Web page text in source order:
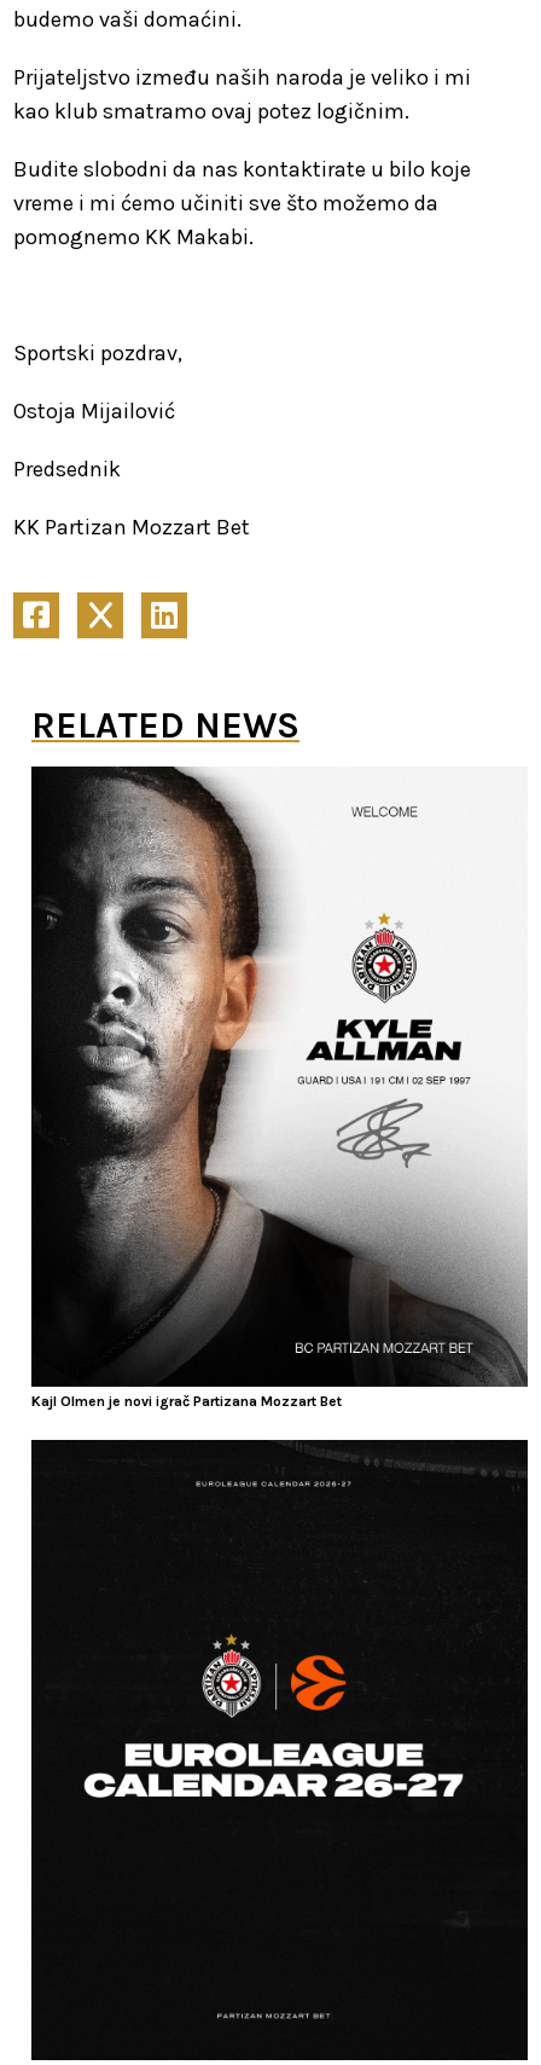
budemo vaši domaćini.
Prijateljstvo između naših naroda je veliko i mi
kao klub smatramo ovaj potez logičnim.
Budite slobodni da nas kontaktirate u bilo koje
vreme i mi ćemo učiniti sve što možemo da
pomognemo KK Makabi.
Sportski pozdrav,
Ostoja Mijailović
Predsednik
KK Partizan Mozzart Bet
RELATED NEWS
Kajl Olmen je novi igrač Partizana Mozzart Bet